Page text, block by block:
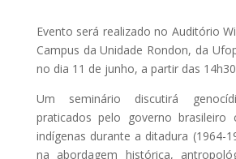
Evento será realizado no Auditório
Campus da Unidade Rondon, da
no dia 11 de junho, a partir das
Um seminário discutirá
praticados pelo governo brasileiro
indígenas durante a ditadura (1964-
na abordagem histórica,